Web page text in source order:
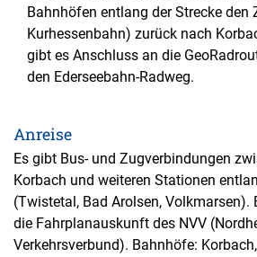
Bahnhöfen entlang der Strecke den
Kurhessenbahn) zurück nach
gibt es Anschluss an die
den Ederseebahn-Radweg.
Anreise
Es gibt Bus- und Zugverbindungen
Korbach und weiteren Stationen
(Twistetal, Bad Arolsen, Volkmarsen).
die Fahrplanauskunft des NVV
Verkehrsverbund). Bahnhöfe: